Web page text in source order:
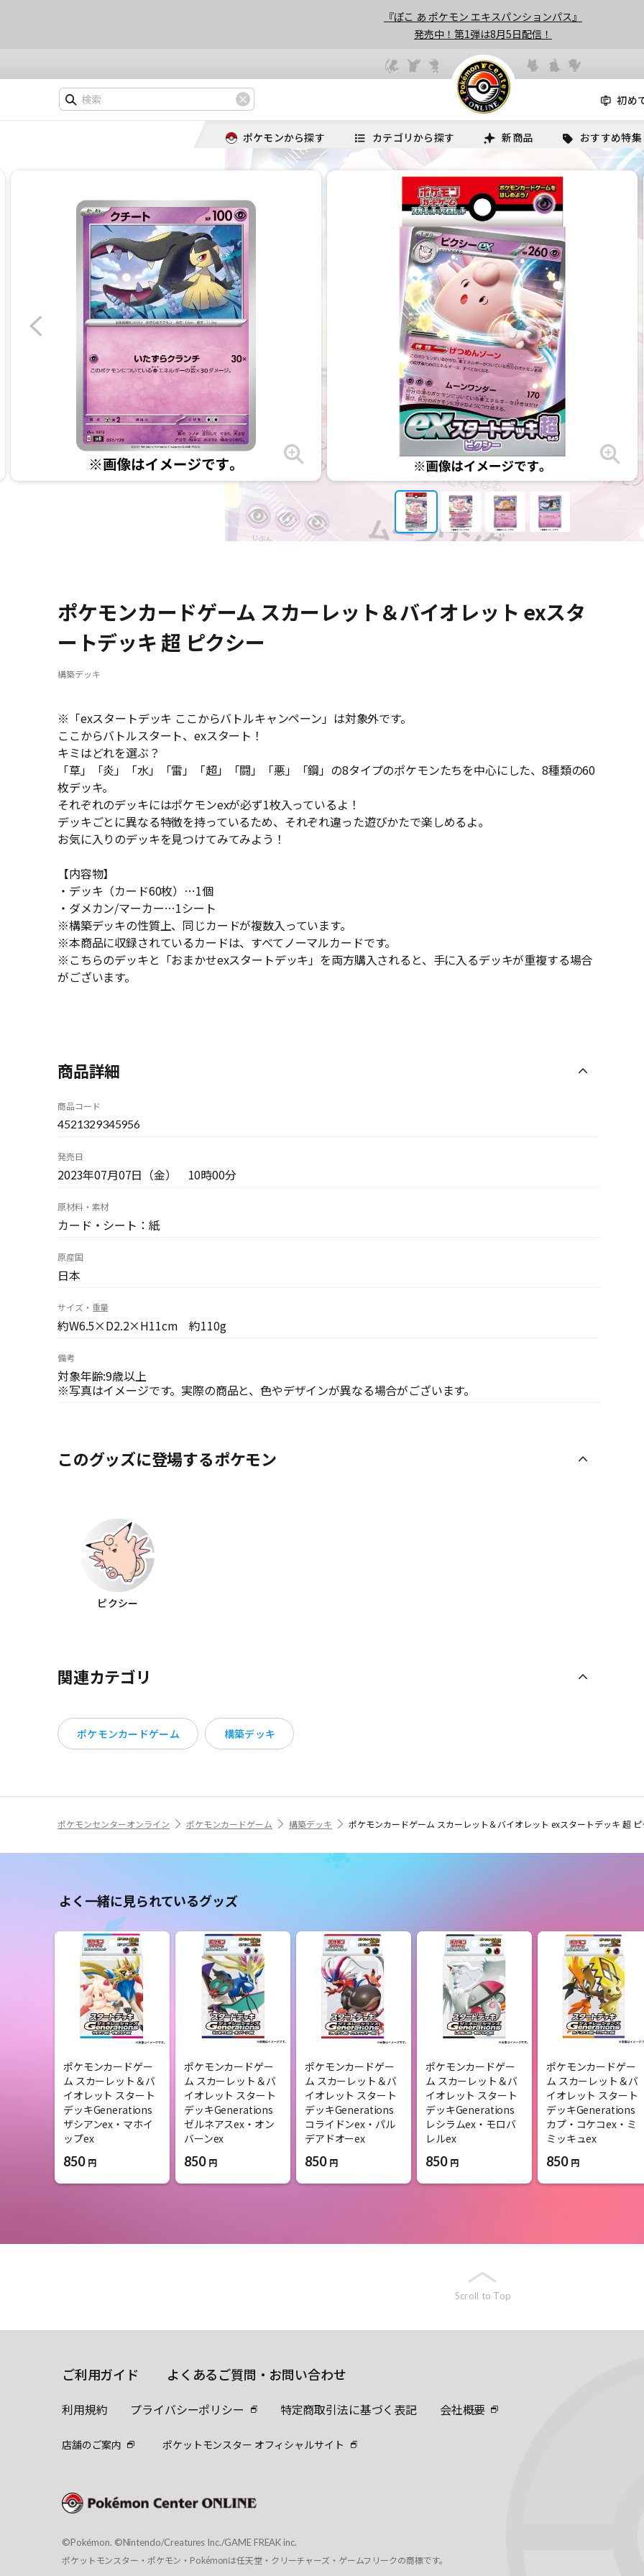
『ぽこ あ ポケモン エキスパンションパス』
発売中！第1弾は8月5日配信！
初め
ポケモンから探す カテゴリから探す 新商品 おすすめ特集
ポケモンカードゲーム スカーレット＆バイオレット exスタ
ートデッキ 超 ピクシー
構築デッキ
※「exスタートデッキ ここからバトルキャンペーン」は対象外です。
ここからバトルスタート、exスタート！
キミはどれを選ぶ？
「草」「炎」「水」「雷」「超」「闘」「悪」「鋼」の8タイプのポケモンたちを中心にした、8種類の60
枚デッキ。
それぞれのデッキにはポケモンexが必ず1枚入っているよ！
デッキごとに異なる特徴を持っているため、それぞれ違った遊びかたで楽しめるよ。
お気に入りのデッキを見つけてみてみよう！
【内容物】
・デッキ（カード60枚）…1個
・ダメカン/マーカー…1シート
※構築デッキの性質上、同じカードが複数入っています。
※本商品に収録されているカードは、すべてノーマルカードです。
※こちらのデッキと「おまかせexスタートデッキ」を両方購入されると、手に入るデッキが重複する場合
がございます。
商品詳細
商品コード
4521329345956
発売日
2023年07月07日（金） 10時00分
原材料・素材
カード・シート：紙
原産国
日本
サイズ・重量
約W6.5×D2.2×H11cm 約110g
備考
対象年齢:9歳以上
※写真はイメージです。実際の商品と、色やデザインが異なる場合がございます。
このグッズに登場するポケモン
ピクシー
関連カテゴリ
ポケモンカードゲーム 構築デッキ
ポケモンセンターオンライン ポケモンカードゲーム 構築デッキ ポケモンカードゲーム スカーレット＆バイオレット exスタートデッキ 超
よく一緒に見られているグッズ
ポケモンカードゲー
ム スカーレット＆バ
イオレット スタート
デッキGenerations
ザシアンex・マホイ
ップex
850 円
ポケモンカードゲー
ム スカーレット＆バ
イオレット スタート
デッキGenerations
ゼルネアスex・オン
バーンex
850 円
ポケモンカードゲー
ム スカーレット＆バ
イオレット スタート
デッキGenerations
コライドンex・パル
デアドオーex
850 円
ポケモンカードゲー
ム スカーレット＆バ
イオレット スタート
デッキGenerations
レシラムex・モロバ
レルex
850 円
ポケモンカードゲー
ム スカーレット＆バ
イオレット スタート
デッキGenerations
カプ・コケコex・ミ
ミッキュex
850 円
Scroll to Top
ご利用ガイド よくあるご質問・お問い合わせ
利用規約 プライバシーポリシー 特定商取引法に基づく表記 会社概要
店舗のご案内 ポケットモンスター オフィシャルサイト
©Pokémon. ©Nintendo/Creatures Inc./GAME FREAK inc.
ポケットモンスター・ポケモン・Pokémonは任天堂・クリーチャーズ・ゲームフリークの商標です。